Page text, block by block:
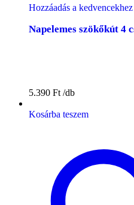
Hozzáadás a kedvencekhez
Napelemes szökőkút 4
5.390 Ft
Kosárba teszem